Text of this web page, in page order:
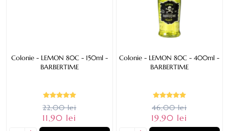
Colonie - LEMON 80C - 150ml -
BARBERTIME
22,00 lei
11,90 lei
Colonie - LEMON 80C - 400ml -
BARBERTIME
46,00 lei
19,90 lei